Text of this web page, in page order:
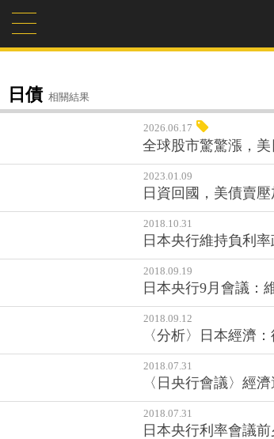
日債 相關結果
2026.06.17
全球股市驚驚漲，
2023.01.09
日資回國，美債賣
2018.10.31
日本央行維持負利
2018.09.19
日本央行9月會議：
2018.09.12
〈分析〉日本經濟
2018.07.31
〈日央行會議〉經
2018.07.31
日本央行利率會議